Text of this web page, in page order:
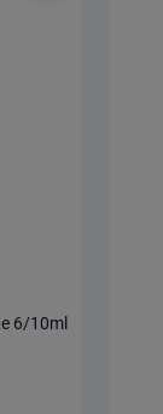
6/10ml